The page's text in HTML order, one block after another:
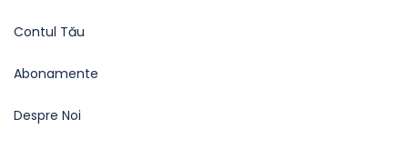
Contul Tău
Abonamente
Despre Noi